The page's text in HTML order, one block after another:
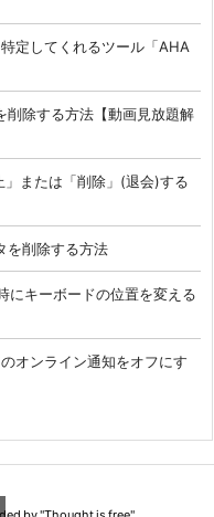
定してくれるツール「AHA
除する方法【動画見放題解
または「削除」(退会)する
を削除する方法
にキーボードの位置を変える
オンライン通知をオフにす